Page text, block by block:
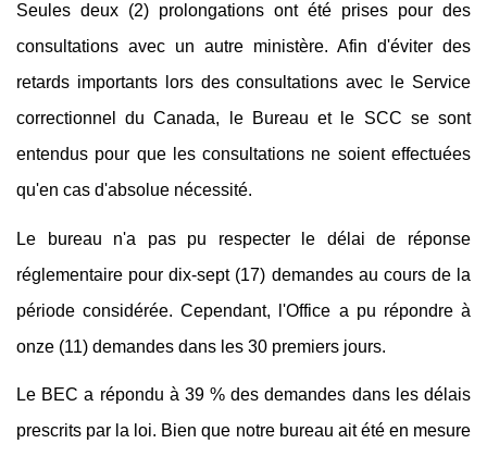
Seules deux (2) prolongations ont été prises pour des
consultations avec un autre ministère. Afin d'éviter des
retards importants lors des consultations avec le Service
correctionnel du Canada, le Bureau et le SCC se sont
entendus pour que les consultations ne soient effectuées
qu'en cas d'absolue nécessité.
Le bureau n'a pas pu respecter le délai de réponse
réglementaire pour dix-sept (17) demandes au cours de la
période considérée. Cependant, l'Office a pu répondre à
onze (11) demandes dans les 30 premiers jours.
Le BEC a répondu à 39 % des demandes dans les délais
prescrits par la loi. Bien que notre bureau ait été en mesure